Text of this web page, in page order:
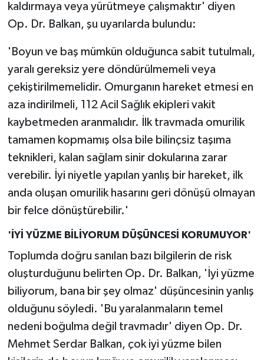
kaldırmaya veya yürütmeye çalışmaktır' diyen
Op. Dr. Balkan, şu uyarılarda bulundu:
'Boyun ve baş mümkün olduğunca sabit tutulmalı,
yaralı gereksiz yere döndürülmemeli veya
çekiştirilmemelidir. Omurganın hareket etmesi en
aza indirilmeli, 112 Acil Sağlık ekipleri vakit
kaybetmeden aranmalıdır. İlk travmada omurilik
tamamen kopmamış olsa bile bilinçsiz taşıma
teknikleri, kalan sağlam sinir dokularına zarar
verebilir. İyi niyetle yapılan yanlış bir hareket, ilk
anda oluşan omurilik hasarını geri dönüşü olmayan
bir felce dönüştürebilir.'
'İYİ YÜZME BİLİYORUM DÜŞÜNCESİ KORUMUYOR'
Toplumda doğru sanılan bazı bilgilerin de risk
oluşturduğunu belirten Op. Dr. Balkan, 'İyi yüzme
biliyorum, bana bir şey olmaz' düşüncesinin yanlış
olduğunu söyledi. 'Bu yaralanmaların temel
nedeni boğulma değil travmadır' diyen Op. Dr.
Mehmet Serdar Balkan, çok iyi yüzme bilen